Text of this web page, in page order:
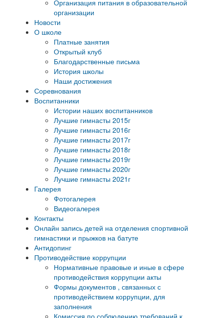
Организация питания в образовательной
организации
Новости
О школе
Платные занятия
Открытый клуб
Благодарственные письма
История школы
Наши достижения
Соревнования
Воспитанники
Истории наших воспитанников
Лучшие гимнасты 2015г
Лучшие гимнасты 2016г
Лучшие гимнасты 2017г
Лучшие гимнасты 2018г
Лучшие гимнасты 2019г
Лучшие гимнасты 2020г
Лучшие гимнасты 2021г
Галерея
Фотогалерея
Видеогалерея
Контакты
Онлайн запись детей на отделения спортивной
гимнастики и прыжков на батуте
Антидопинг
Противодействие коррупции
Нормативные правовые и иные в сфере
противодействия коррупции акты
Формы документов , связанных с
противодействием коррупции, для
заполнения
Комиссия по соблюдению требований к